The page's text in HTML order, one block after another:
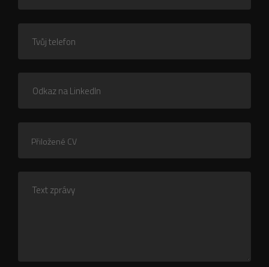
Tvůj telefon
Odkaz na LinkedIn
Přiložené CV
Text zprávy